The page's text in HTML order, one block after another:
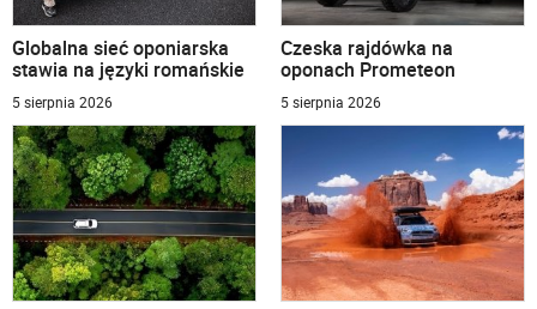
Globalna sieć oponiarska
stawia na języki romańskie
5 sierpnia 2026
Czeska rajdówka na
oponach Prometeon
5 sierpnia 2026